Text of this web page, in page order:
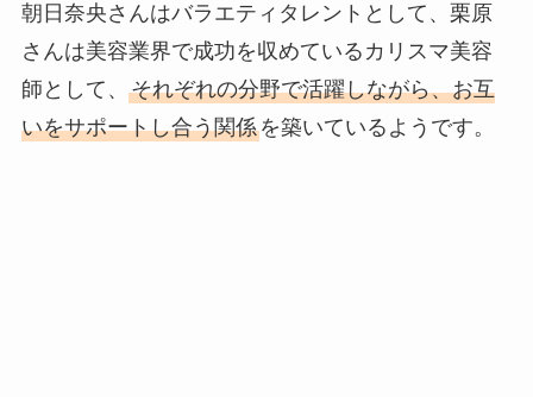
朝日奈央さんはバラエティタレントとして、栗原
さんは美容業界で成功を収めているカリスマ美容
師として、 それぞれの分野で活躍しながら、お互
いをサポートし合う関係を築いているようです。